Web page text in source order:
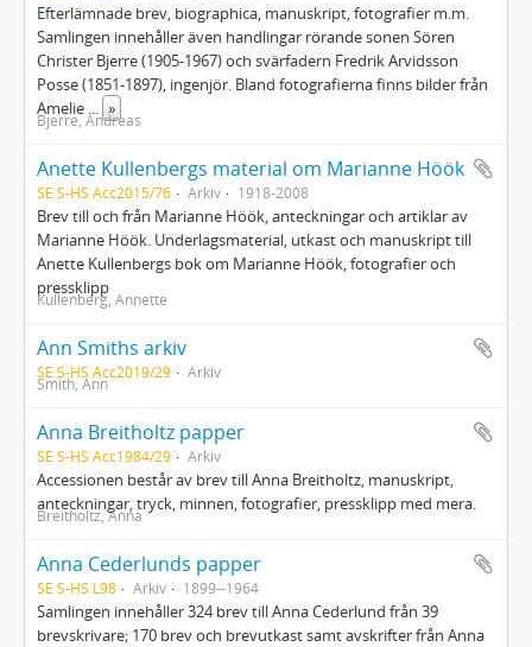
Efterlämnade brev, biographica, manuskript, fotografier m.m.
Samlingen innehåller även handlingar rörande sonen Sören
Christer Bjerre (1905-1967) och svärfadern Fredrik Arvidsson
Posse (1851-1897), ingenjör. Bland fotografierna finns bilder från
Amelie ... »
Bjerre, Andreas
Anette Kullenbergs material om Marianne Höök
SE S-HS Acc2015/76 Arkiv 1918-2008
Brev till och från Marianne Höök, anteckningar och artiklar av
Marianne Höök. Underlagsmaterial, utkast och manuskript till
Anette Kullenbergs bok om Marianne Höök, fotografier och
pressklipp
Kullenberg, Annette
Ann Smiths arkiv
SE S-HS Acc2019/29 Arkiv
Smith, Ann
Anna Breitholtz papper
SE S-HS Acc1984/29 Arkiv
Accessionen består av brev till Anna Breitholtz, manuskript,
anteckningar, tryck, minnen, fotografier, pressklipp med mera.
Breitholtz, Anna
Anna Cederlunds papper
SE S-HS L98 Arkiv 1899--1964
Samlingen innehåller 324 brev till Anna Cederlund från 39
brevskrivare; 170 brev och brevutkast samt avskrifter från Anna